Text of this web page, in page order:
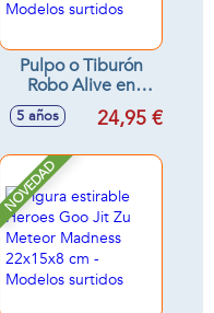
Pulpo o Tiburón
Robo Alive en
barril, con 15
sorpresas, se activa
surtidos
5 años 24,95 €
NOVEDAD